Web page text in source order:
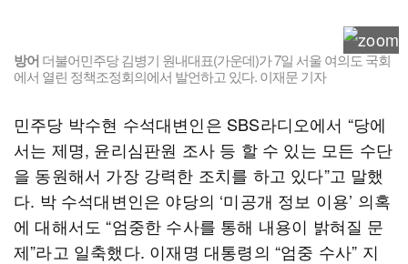
방어더불어민주당 김병기 원내대표(가운데)가 7일 서울 여의도 국회
에서 열린 정책조정회의에서 발언하고 있다. 이재문 기자
민주당 박수현 수석대변인은 SBS라디오에서 “당에
서는 제명, 윤리심판원 조사 등 할 수 있는 모든 수단
을 동원해서 가장 강력한 조치를 하고 있다”고 말했
다. 박 수석대변인은 야당의 ‘미공개 정보 이용’ 의혹
에 대해서도 “엄중한 수사를 통해 내용이 밝혀질 문
제”라고 일축했다. 이재명 대통령의 “엄중 수사” 지